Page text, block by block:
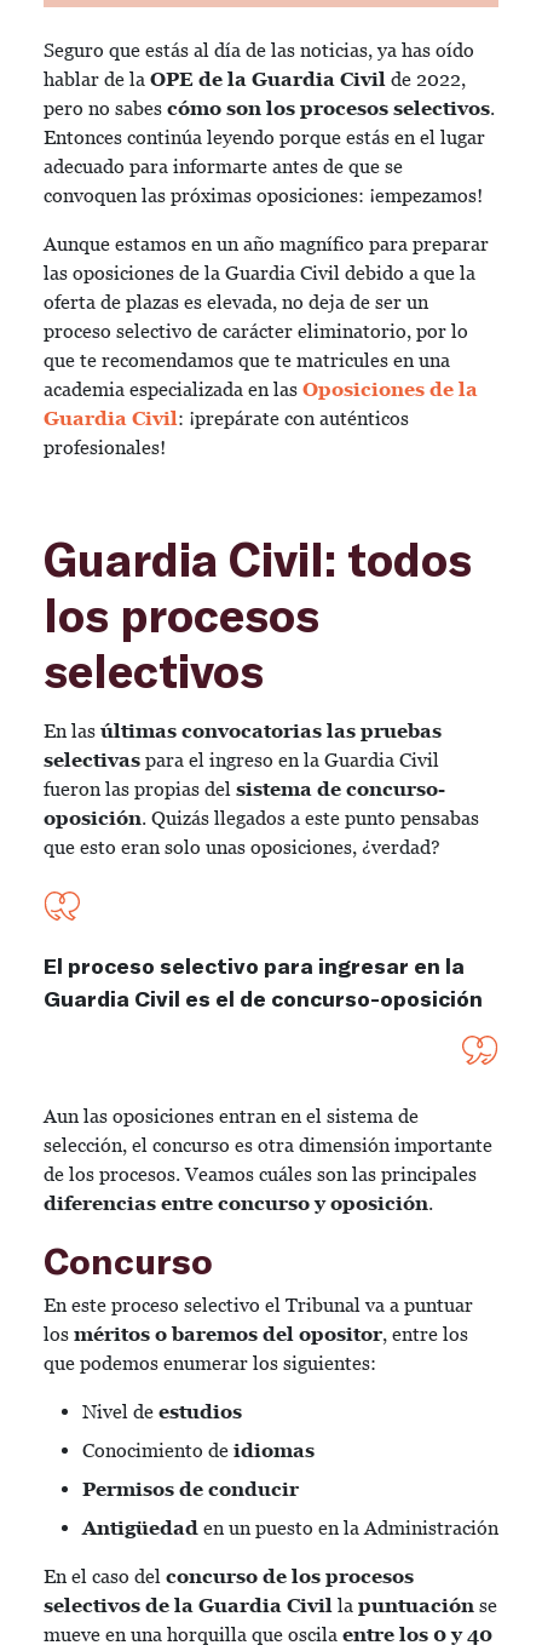
Seguro que estás al día de las noticias, ya has oído
hablar de la OPE de la Guardia Civil de 2022,
pero no sabes cómo son los procesos selectivos.
Entonces continúa leyendo porque estás en el lugar
adecuado para informarte antes de que se
convoquen las próximas oposiciones: ¡empezamos!
Aunque estamos en un año magnífico para preparar
las oposiciones de la Guardia Civil debido a que la
oferta de plazas es elevada, no deja de ser un
proceso selectivo de carácter eliminatorio, por lo
que te recomendamos que te matricules en una
academia especializada en las Oposiciones de la
Guardia Civil: ¡prepárate con auténticos
profesionales!
Guardia Civil: todos
los procesos
selectivos
En las últimas convocatorias las pruebas
selectivas para el ingreso en la Guardia Civil
fueron las propias del sistema de concurso-
oposición. Quizás llegados a este punto pensabas
que esto eran solo unas oposiciones, ¿verdad?
El proceso selectivo para ingresar en la
Guardia Civil es el de concurso-oposición
Aun las oposiciones entran en el sistema de
selección, el concurso es otra dimensión importante
de los procesos. Veamos cuáles son las principales
diferencias entre concurso y oposición.
Concurso
En este proceso selectivo el Tribunal va a puntuar
los méritos o baremos del opositor, entre los
que podemos enumerar los siguientes:
Nivel de estudios
Conocimiento de idiomas
Permisos de conducir
Antigüedad en un puesto en la Administración
En el caso del concurso de los procesos
selectivos de la Guardia Civil la puntuación se
mueve en una horquilla que oscila entre los 0 y 40